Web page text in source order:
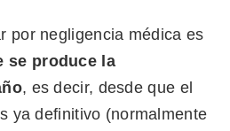
por negligencia médica es
se produce la
, es decir, desde que el
ya definitivo (normalmente